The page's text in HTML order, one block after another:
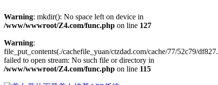
Warning: mkdir(): No space left on device in
/www/wwwroot/Z4.com/func.php on line 127
Warning:
file_put_contents(./cachefile_yuan/ctzdad.com/cache/77/52c79/
failed to open stream: No such file or directory in
/www/wwwroot/Z4.com/func.php on line 115